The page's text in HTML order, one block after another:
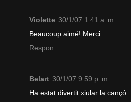
Violette 30/1/07 1:41 a. m.
Beaucoup aimé! Merci.
Respon
Belart 30/1/07 9:59 p. m.
Ha estat divertit xiular la